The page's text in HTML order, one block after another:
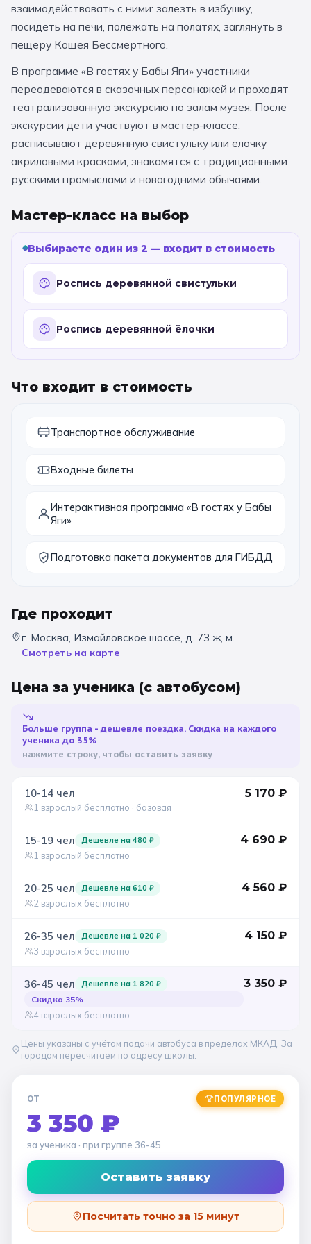
За кулисами театров
Усадьбы и заповедники
Народные промыслы Интерактивные
Квесты Мастер-классы
🎓 ПО КЛАССАМ
Все классы
Начальные классы
5 класс 6 класс
7 класс
9 класс 10 класс
11 класс
География Ещё 7
🏛️ МУЗЕИ
Дарвиновский музей
📍 ПО ГОРОДАМ
Подмосковье
Великий Новгород Алтай Архангельск
Рязань Мурманск Волгоград
взаимодействовать с ними: залезть в избушку,
посидеть на печи, полежать на полатях, заглянуть в
пещеру Кощея Бессмертного.
В программе «В гостях у Бабы Яги» участники
переодеваются в сказочных персонажей и проходят
театрализованную экскурсию по залам музея. После
экскурсии дети участвуют в мастер-классе:
расписывают деревянную свистульку или ёлочку
акриловыми красками, знакомятся с традиционными
русскими промыслами и новогодними обычаями.
Мастер-класс на выбор
Выбираете один из 2 — входит в стоимость
Роспись деревянной свистульки
Роспись деревянной ёлочки
Что входит в стоимость
Транспортное обслуживание
Входные билеты
Интерактивная программа «В гостях у Бабы
Яги»
Подготовка пакета документов для ГИБДД
Где проходит
г. Москва, Измайловское шоссе, д. 73 ж, м.
Смотреть на карте
Цена за ученика (с автобусом)
Больше группа - дешевле поездка. Скидка на каждого
ученика до 35%
нажмите строку, чтобы оставить заявку
10-14 чел
1 взрослый бесплатно · базовая
5 170 ₽
15-19 чел Дешевле на 480 ₽
1 взрослый бесплатно
4 690 ₽
20-25 чел Дешевле на 610 ₽
2 взрослых бесплатно
4 560 ₽
26-35 чел Дешевле на 1 020 ₽
3 взрослых бесплатно
4 150 ₽
36-45 чел
Скидка 35%
Дешевле на 1 820 ₽
4 взрослых бесплатно
3 350 ₽
Цены указаны с учётом подачи автобуса в пределах МКАД. За
городом пересчитаем по адресу школы.
ОТ ПОПУЛЯРНОЕ
3 350 ₽
за ученика · при группе 36-45
Оставить заявку
Посчитать точно за 15 минут